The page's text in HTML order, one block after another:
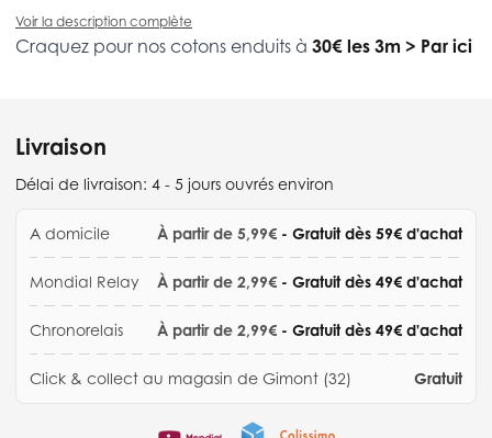
Voir la description complète
Craquez pour nos cotons enduits à 30€ les 3m > Par ici
Livraison
Délai de livraison: 4 - 5 jours ouvrés environ
A domicile À partir de 5,99€ - Gratuit dès 59€ d'achat
Mondial Relay À partir de 2,99€ - Gratuit dès 49€ d'achat
Chronorelais À partir de 2,99€ - Gratuit dès 49€ d'achat
Click & collect au magasin de Gimont (32) Gratuit